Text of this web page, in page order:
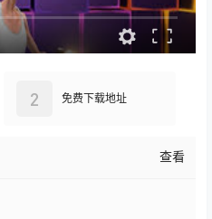
免费下载地址
2
查看